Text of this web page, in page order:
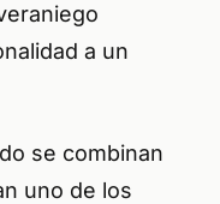
a un
se combinan
uno de los